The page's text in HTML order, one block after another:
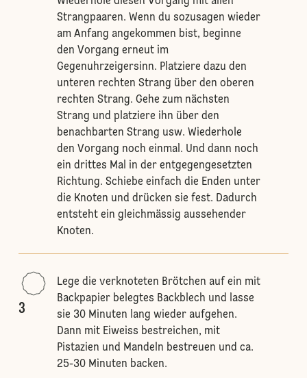
Strangpaaren. Wenn du sozusagen wieder
am Anfang angekommen bist, beginne
den Vorgang erneut im
Gegenuhrzeigersinn. Platziere dazu den
unteren rechten Strang über den oberen
rechten Strang. Gehe zum nächsten
Strang und platziere ihn über den
benachbarten Strang usw. Wiederhole
den Vorgang noch einmal. Und dann noch
ein drittes Mal in der entgegengesetzten
Richtung. Schiebe einfach die Enden unter
die Knoten und drücken sie fest. Dadurch
entsteht ein gleichmässig aussehender
Knoten.
3
Lege die verknoteten Brötchen auf ein mit
Backpapier belegtes Backblech und lasse
sie 30 Minuten lang wieder aufgehen.
Dann mit Eiweiss bestreichen, mit
Pistazien und Mandeln bestreuen und ca.
25-30 Minuten backen.